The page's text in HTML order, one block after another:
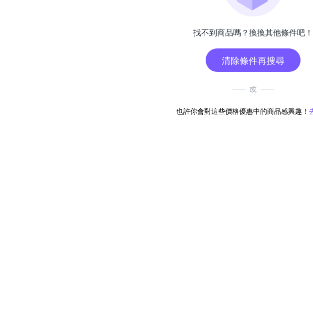
找不到商品嗎？換換其他條件吧！
清除條件再搜尋
或
也許你會對這些價格優惠中的商品感興趣！